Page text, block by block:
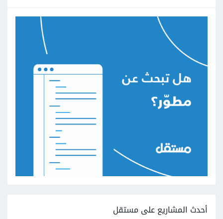
أحدث المشاريع على مستقل